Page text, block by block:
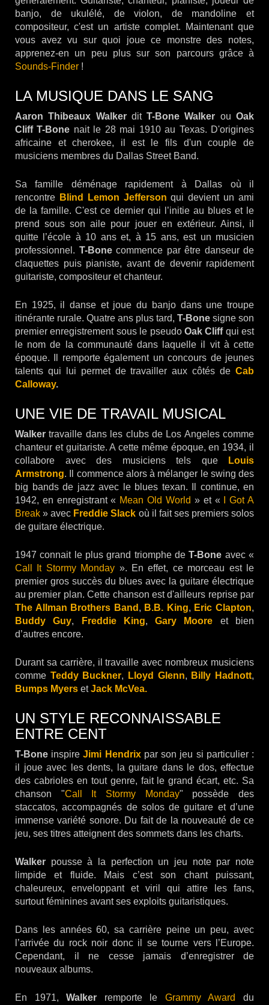
banjo, de ukulélé, de violon, de mandoline et
compositeur, c'est un artiste complet. Maintenant que
vous avez vu sur quoi joue ce monstre des notes,
apprenez-en un peu plus sur son parcours grâce à
Sounds-Finder !
LA MUSIQUE DANS LE SANG
Aaron Thibeaux WalkerditT-Bone Walker ouOak
Cliff T-Bone nait le 28 mai 1910 au Texas. D'origines
africaine et cherokee, il est le fils d'un couple de
musiciens membres du Dallas Street Band.
Sa famille déménage rapidement à Dallas où il
rencontre Blind Lemon Jeffersonqui devient un ami
de la famille. C'est ce dernier qui l’initie au blues et le
prend sous son aile pour jouer en extérieur. Ainsi, il
quitte l’école à 10 ans et, à 15 ans, est un musicien
professionnel. T-Bonecommence par être danseur de
claquettes puis pianiste, avant de devenir rapidement
guitariste, compositeur et chanteur.
En 1925, il danse et joue du banjo dans une troupe
itinérante rurale. Quatre ans plus tard, T-Bone signe son
premier enregistrement sous le pseudo Oak Cliffqui est
le nom de la communauté dans laquelle il vit à cette
époque. Il remporte également un concours de jeunes
talents qui lui permet de travailler aux côtés de Cab
Calloway.
UNE VIE DE TRAVAIL MUSICAL
Walker travaille dans les clubs de Los Angeles comme
chanteur et guitariste. A cette même époque, en 1934, il
collabore avec des musiciens tels que
Louis
Armstrong. Il commence alors à mélanger le swing des
big bands de jazz avec le blues texan. Il continue, en
1942, en enregistrant « Mean Old World » et «
I Got A
Break » avec Freddie Slack où il fait ses premiers solos
de guitare électrique.
1947 connait le plus grand triomphe deT-Bone avec «
Call It Stormy Monday ». En effet, ce morceau est le
premier gros succès du blues avec la guitare électrique
au premier plan. Cette chanson est d'ailleurs reprise par
The Allman Brothers Band , B.B. King, Eric Clapton,
Buddy Guy, Freddie King,Gary Moore et bien
d’autres encore.
Durant sa carrière, il travaille avec nombreux musiciens
comme Teddy Buckner, Lloyd Glenn, Billy Hadnott,
Bumps Myers etJack McVea.
UN STYLE RECONNAISSABLE
ENTRE CENT
T-Bone inspireJimi Hendrixpar son jeu si particulier :
il joue avec les dents, la guitare dans le dos, effectue
des cabrioles en tout genre, fait le grand écart, etc. Sa
chanson "Call It Stormy Monday" possède des
staccatos, accompagnés de solos de guitare et d’une
immense variété sonore. Du fait de la nouveauté de ce
jeu, ses titres atteignent des sommets dans les charts.
Walker pousse à la perfection un jeu note par note
limpide et fluide.
Mais c’est son chant puissant,
chaleureux, enveloppant et viril qui attire les fans,
surtout féminines avant ses exploits guitaristiques.
Dans les années 60, sa carrière peine un peu, avec
l’arrivée du rock noir donc il se tourne vers l’Europe.
Cependant, il ne cesse jamais d’enregistrer de
nouveaux albums.
En 1971,Walker remporte le Grammy Award du